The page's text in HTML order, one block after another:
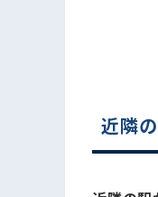
近隣